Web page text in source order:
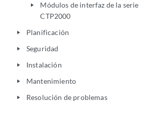
play_arrow
Módulos de interfaz de la serie
CTP2000
play_arrow Planificación
play_arrow Seguridad
play_arrow Instalación
play_arrow Mantenimiento
play_arrow Resolución de problemas